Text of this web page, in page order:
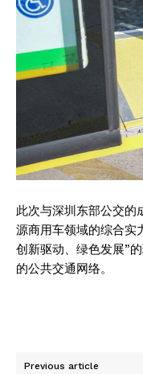
此次与深圳东部公交的
源商用车领域的综合实
创新驱动、绿色发展”
的公共交通网络。
Previous article